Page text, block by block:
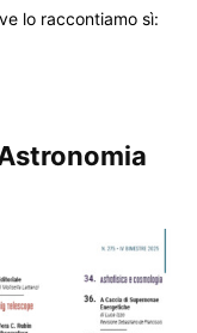
lo raccontiamo sì: